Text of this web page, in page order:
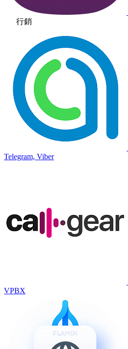
行銷
Telegram, Viber
VPBX